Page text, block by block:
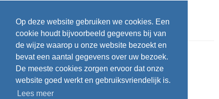
Op deze website gebruiken we cookies. Een
cookie houdt bijvoorbeeld gegevens bij van
de wijze waarop u onze website bezoekt en
bevat een aantal gegevens over uw bezoek.
De meeste cookies zorgen ervoor dat onze
website goed werkt en gebruiksvriendelijk is.
Lees meer